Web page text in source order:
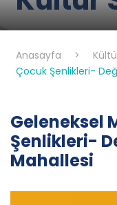
Anasayfa >
Çocuk Şenlikleri-
Geleneksel
Şenlikleri-
Mahallesi